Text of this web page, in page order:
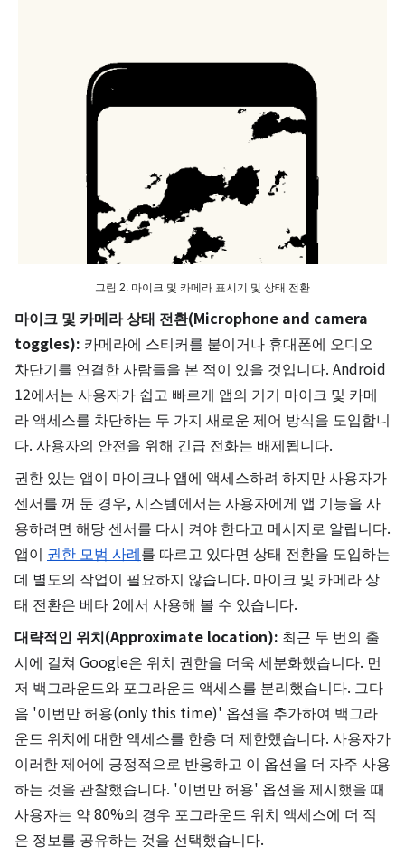
그림 2. 마이크 및 카메라 표시기 및 상태 전환
마이크 및 카메라 상태 전환(Microphone and camera
toggles): 카메라에 스티커를 붙이거나 휴대폰에 오디오
차단기를 연결한 사람들을 본 적이 있을 것입니다. Android
12에서는 사용자가 쉽고 빠르게 앱의 기기 마이크 및 카메
라 액세스를 차단하는 두 가지 새로운 제어 방식을 도입합니
다. 사용자의 안전을 위해 긴급 전화는 배제됩니다.
권한 있는 앱이 마이크나 앱에 액세스하려 하지만 사용자가
센서를 꺼 둔 경우, 시스템에서는 사용자에게 앱 기능을 사
용하려면 해당 센서를 다시 켜야 한다고 메시지로 알립니다.
앱이 권한 모범 사례를 따르고 있다면 상태 전환을 도입하는
데 별도의 작업이 필요하지 않습니다. 마이크 및 카메라 상
태 전환은 베타 2에서 사용해 볼 수 있습니다.
대략적인 위치(Approximate location): 최근 두 번의 출
시에 걸쳐 Google은 위치 권한을 더욱 세분화했습니다. 먼
저 백그라운드와 포그라운드 액세스를 분리했습니다. 그다
음 '이번만 허용(only this time)' 옵션을 추가하여 백그라
운드 위치에 대한 액세스를 한층 더 제한했습니다. 사용자가
이러한 제어에 긍정적으로 반응하고 이 옵션을 더 자주 사용
하는 것을 관찰했습니다. '이번만 허용' 옵션을 제시했을 때
사용자는 약 80%의 경우 포그라운드 위치 액세스에 더 적
은 정보를 공유하는 것을 선택했습니다.